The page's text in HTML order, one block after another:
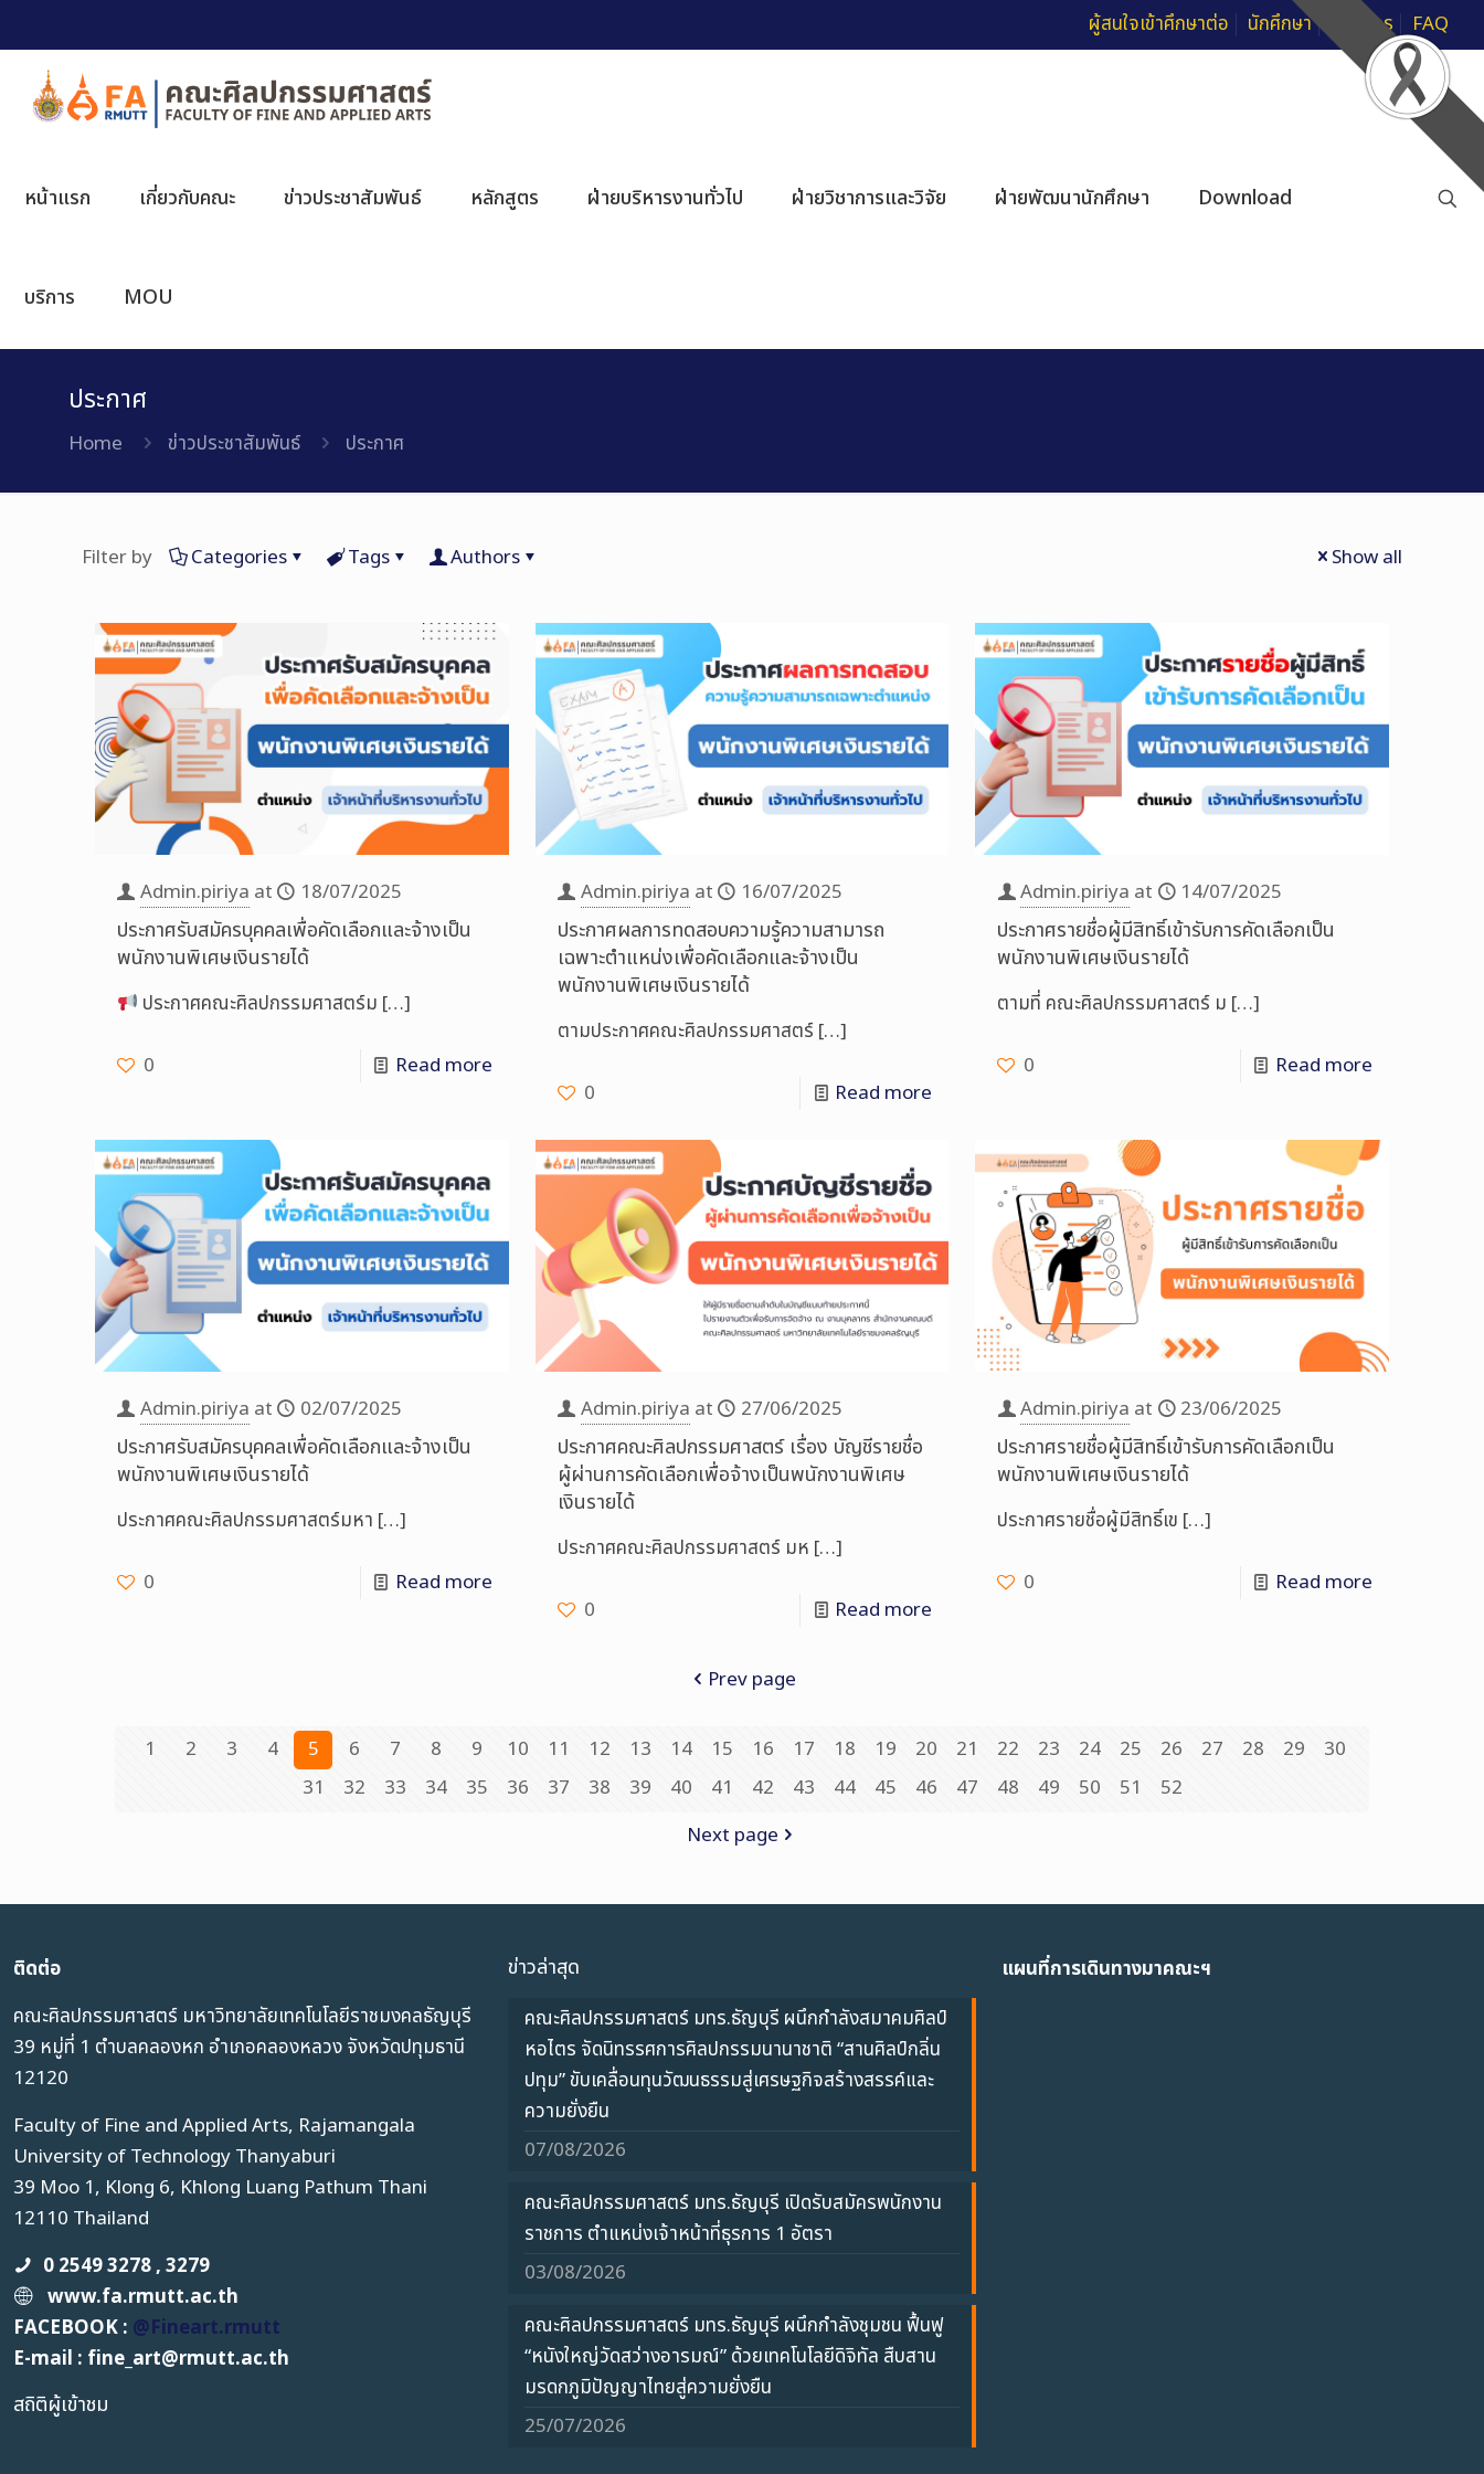
ผู้สนใจเข้าศึกษาต่อ นักศึกษา บุคลากร FAQ
หน้าแรก เกี่ยวกับคณะ ข่าวประชาสัมพันธ์ หลักสูตร ฝ่ายบริหารงานทั่วไป ฝ่ายวิชาการและวิจัย ฝ่ายพัฒนานักศึกษา Download
บริการ MOU
ประกาศ
Home ข่าวประชาสัมพันธ์ ประกาศ
Filter by Categories Tags Authors Show all
Admin.piriya at 18/07/2025
ประกาศรับสมัครบุคคลเพื่อคัดเลือกและจ้างเป็น
พนักงานพิเศษเงินรายได้
ประกาศคณะศิลปกรรมศาสตร์ม […]
0 Read more
Admin.piriya at 16/07/2025
ประกาศผลการทดสอบความรู้ความสามารถ
เฉพาะตำแหน่งเพื่อคัดเลือกและจ้างเป็น
พนักงานพิเศษเงินรายได้
ตามประกาศคณะศิลปกรรมศาสตร์[…]
0 Read more
Admin.piriya at 14/07/2025
ประกาศรายชื่อผู้มีสิทธิ์เข้ารับการคัดเลือกเป็น
พนักงานพิเศษเงินรายได้
ตามที่ คณะศิลปกรรมศาสตร์ ม […]
0 Read more
Admin.piriya at 02/07/2025
ประกาศรับสมัครบุคคลเพื่อคัดเลือกและจ้างเป็น
พนักงานพิเศษเงินรายได้
ประกาศคณะศิลปกรรมศาสตร์มหา […]
0 Read more
Admin.piriya at 27/06/2025
ประกาศคณะศิลปกรรมศาสตร์ เรื่อง บัญชีรายชื่อ
ผู้ผ่านการคัดเลือกเพื่อจ้างเป็นพนักงานพิเศษ
เงินรายได้
ประกาศคณะศิลปกรรมศาสตร์ มห […]
0 Read more
Admin.piriya at 23/06/2025
ประกาศรายชื่อผู้มีสิทธิ์เข้ารับการคัดเลือกเป็น
พนักงานพิเศษเงินรายได้
ประกาศรายชื่อผู้มีสิทธิ์เข […]
0 Read more
Prev page
1 2 3 4 5 6 7 8 9 10 11 12 13 14 15 16 17 18 19 20 21 22 23 24 25 26 27 28 29
30
31
32 33 34 35 36 37 38 39 40 41 42 43 44 45 46 47 48 49 50 51
52
Next page
ติดต่อ
คณะศิลปกรรมศาสตร์ มหาวิทยาลัยเทคโนโลยีราชมงคลธัญบุรี
39 หมู่ที่ 1 ตำบลคลองหก อำเภอคลองหลวง จังหวัดปทุมธานี
12120
Faculty of Fine and Applied Arts, Rajamangala
University of Technology Thanyaburi
39 Moo 1, Klong 6, Khlong Luang Pathum Thani
12110 Thailand
0 2549 3278 , 3279
www.fa.rmutt.ac.th
FACEBOOK : @Fineart.rmutt
E-mail : fine_art@rmutt.ac.th
สถิติผู้เข้าชม
ข่าวล่าสุด
คณะศิลปกรรมศาสตร์ มทร.ธัญบุรี ผนึกกำลังสมาคมศิลป์
หอไตร จัดนิทรรศการศิลปกรรมนานาชาติ “สานศิลป์กลิ่น
ปทุม” ขับเคลื่อนทุนวัฒนธรรมสู่เศรษฐกิจสร้างสรรค์และ
ความยั่งยืน
07/08/2026
คณะศิลปกรรมศาสตร์ มทร.ธัญบุรี เปิดรับสมัครพนักงาน
ราชการ ตำแหน่งเจ้าหน้าที่ธุรการ 1 อัตรา
03/08/2026
คณะศิลปกรรมศาสตร์ มทร.ธัญบุรี ผนึกกำลังชุมชน ฟื้นฟู
“หนังใหญ่วัดสว่างอารมณ์” ด้วยเทคโนโลยีดิจิทัล สืบสาน
มรดกภูมิปัญญาไทยสู่ความยั่งยืน
25/07/2026
แผนที่การเดินทางมาคณะฯ